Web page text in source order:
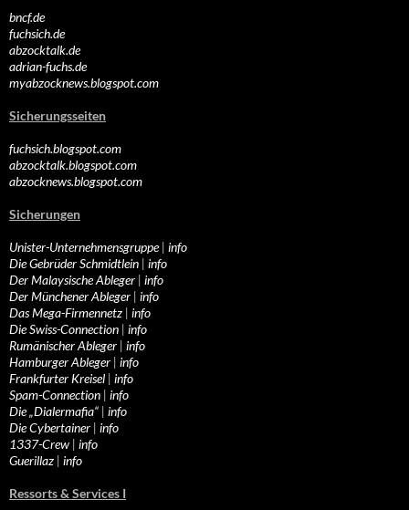
bncf.de
fuchsich.de
abzocktalk.de
adrian-fuchs.de
myabzocknews.blogspot.com
Sicherungsseiten
fuchsich.blogspot.com
abzocktalk.blogspot.com
abzocknews.blogspot.com
Sicherungen
Unister-Unternehmensgruppe| info
Die Gebrüder Schmidtlein | info
Der Malaysische Ableger | info
Der Münchener Ableger | info
Das Mega-Firmennetz | info
Die Swiss-Connection | info
Rumänischer Ableger | info
Hamburger Ableger | info
Frankfurter Kreisel | info
Spam-Connection | info
Die „Dialermafia“ | info
Die Cybertainer | info
1337-Crew | info
Guerillaz | info
Ressorts & Services I